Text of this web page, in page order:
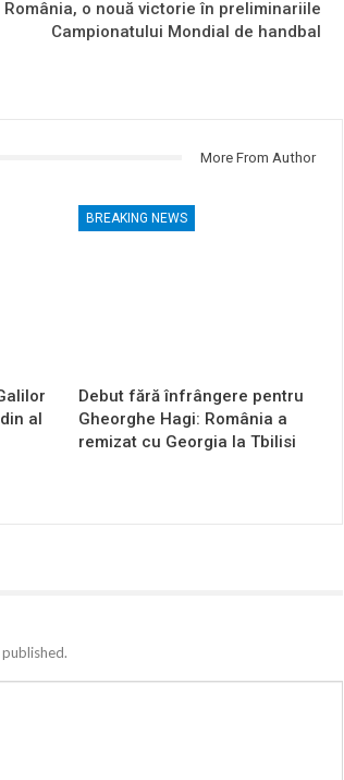
România, o nouă victorie în preliminariile
Campionatului Mondial de handbal
More From Author
al
BREAKING NEWS
Debut fără înfrângere pentru
Gheorghe Hagi: România a
remizat cu Georgia la Tbilisi